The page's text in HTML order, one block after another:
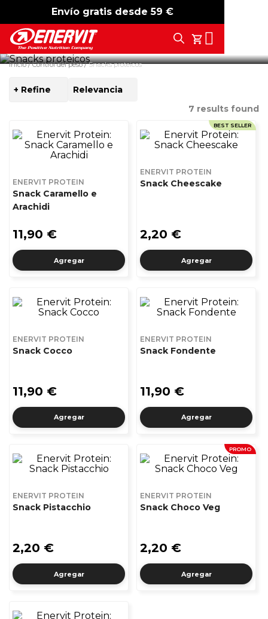
Envío gratis desde 59 €
-15% free shipping
Tu Carrito
Search
Inicio Control del peso Snacks proteicos
Barritas y crackers ricos en proteínas, ideales para un snack
sabroso y balanceado, te acompañan durante el día y apoyan
tu camino de bienestar.
7 results found
+ Refine
ENERVIT PROTEIN
Snack Caramello e
Arachidi
11,90 €
Agregar
BEST SELLER
ENERVIT PROTEIN
Snack Cheescake
2,20 €
Agregar
ENERVIT PROTEIN
Snack Cocco
11,90 €
Agregar
ENERVIT PROTEIN
Snack Fondente
11,90 €
Agregar
ENERVIT PROTEIN
Snack Pistacchio
2,20 €
Agregar
PROMO
ENERVIT PROTEIN
Snack Choco Veg
2,20 €
Agregar